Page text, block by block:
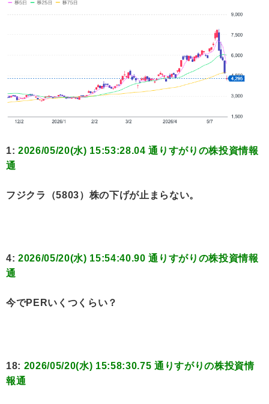
1: 2026/05/20(水) 15:53:28.04 通りすがりの株投資情報
通
フジクラ（5803）株の下げが止まらない。
4: 2026/05/20(水) 15:54:40.90 通りすがりの株投資情報
通
今でPERいくつくらい？
18: 2026/05/20(水) 15:58:30.75 通りすがりの株投資情
報通